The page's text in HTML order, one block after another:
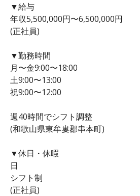
▼給与
年収5,500,000円〜6,500,000円
(正社員)
▼勤務時間
月〜金9:00〜18:00
土9:00〜13:00
祝9:00〜12:00
週40時間でシフト調整
(和歌山県東牟婁郡串本町)
▼休日・休暇
日
シフト制
(正社員)